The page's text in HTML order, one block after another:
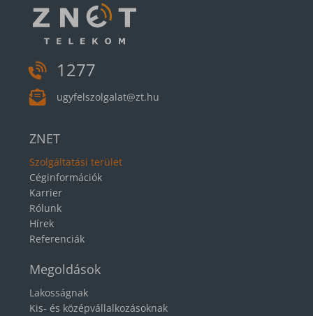
1277
ugyfelszolgalat@zt.hu
ZNET
Szolgáltatási terület
Céginformációk
Karrier
Rólunk
Hírek
Referenciák
Megoldások
Lakosságnak
Kis- és középvállalkozásoknak